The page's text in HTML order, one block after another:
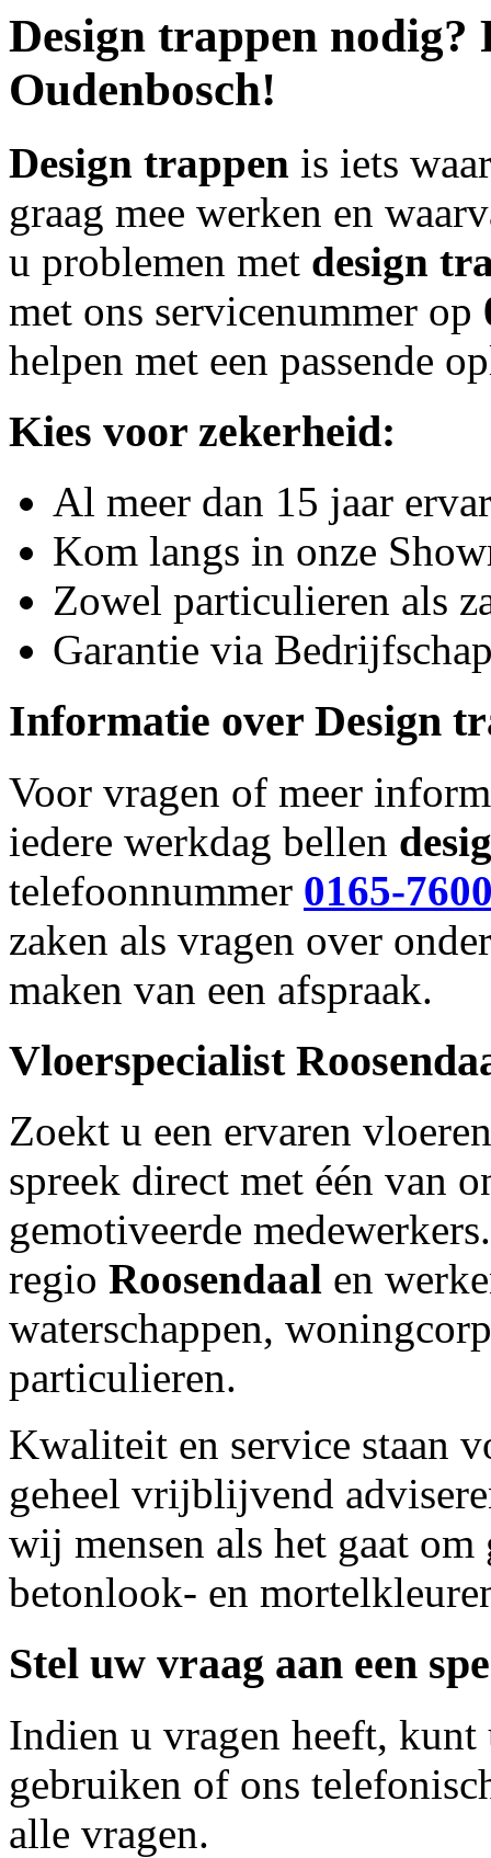
Design trappen nodig?
Oudenbosch!
Design trappen is iets
graag mee werken en
u problemen met design
met ons servicenummer op
helpen met een passende
Kies voor zekerheid:
Al meer dan 15 jaar
Kom langs in onze
Zowel particulieren als
Garantie via
Informatie over Design
Voor vragen of meer
iedere werkdag bellen
telefoonnummer 0165-
zaken als vragen over
maken van een afspraak.
Vloerspecialist
Zoekt u een ervaren
spreek direct met één van
gemotiveerde
regio Roosendaal en
waterschappen,
particulieren.
Kwaliteit en service staan
geheel vrijblijvend
wij mensen als het gaat
betonlook- en
Stel uw vraag aan een
Indien u vragen heeft,
gebruiken of ons
alle vragen.